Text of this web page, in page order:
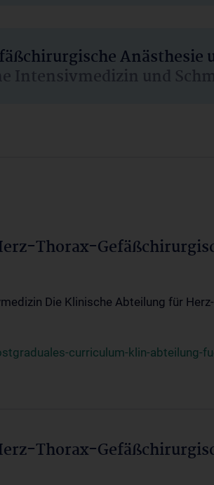
Anästhesie
Intensivmedizin und
Thorax-
Die Klinische Abteilung für
curriculum-klin-abteilung-
Thorax-